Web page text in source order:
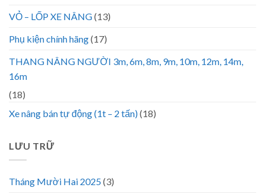
VỎ – LỐP XE NÂNG(13)
Phụ kiện chính hãng(17)
THANG NÂNG NGƯỜI 3m, 6m, 8m, 9m, 10m, 12m, 14m,
16m
(18)
Xe nâng bán tự động (1t – 2 tấn)(18)
LƯU TRỮ
Tháng Mười Hai 2025(3)